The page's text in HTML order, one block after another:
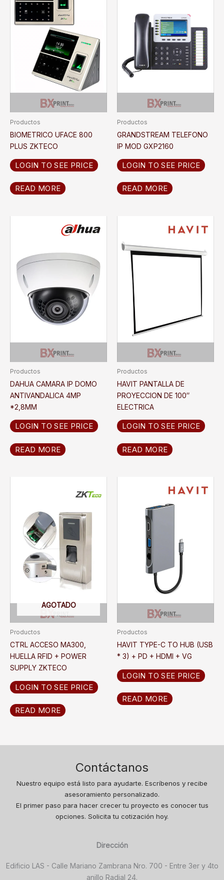
Productos
BIOMETRICO UFACE 800
PLUS ZKTECO
LOGIN TO SEE PRICE
READ MORE
Productos
GRANDSTREAM TELEFONO
IP MOD GXP2160
LOGIN TO SEE PRICE
READ MORE
Productos
DAHUA CAMARA IP DOMO
ANTIVANDALICA 4MP
*2,8MM
LOGIN TO SEE PRICE
READ MORE
Productos
HAVIT PANTALLA DE
PROYECCION DE 100″
ELECTRICA
LOGIN TO SEE PRICE
READ MORE
AGOTADO
Productos
CTRL ACCESO MA300,
HUELLA RFID + POWER
SUPPLY ZKTECO
LOGIN TO SEE PRICE
READ MORE
Productos
HAVIT TYPE-C TO HUB (USB
* 3) + PD + HDMI + VG
LOGIN TO SEE PRICE
READ MORE
Contáctanos
Nuestro equipo está listo para ayudarte. Escríbenos y recibe
asesoramiento personalizado.
El primer paso para hacer crecer tu proyecto es conocer tus
opciones. Solicita tu cotización hoy.
Dirección
Edificio LAS - Calle Mariano Zambrana Nro. 700 - Entre 3er y 4to
anillo Radial 24.